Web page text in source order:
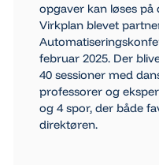
opgaver kan løses
Virkplan blevet
februar 2025. Der
40 sessioner med
professorer og
og 4 spor, der både
direktøren.